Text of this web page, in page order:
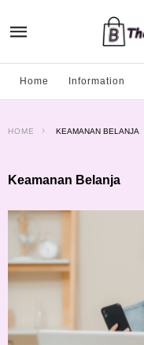
Home Information
HOME KEAMANAN BELANJA
Keamanan Belanja